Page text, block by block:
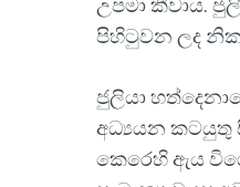
උපමා කීවාය.
පිහිටුවන ලද
ජුලියා
අධ්‍යයන කටයුතු
කෙරෙහි ඇය